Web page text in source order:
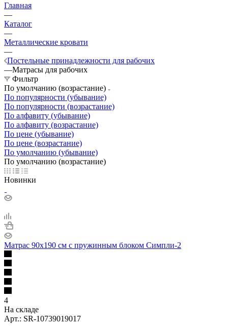
Главная
—
Каталог
—
Металлические кровати
—
Постельные принадлежности для рабочих
—Матрасы для рабочих
Фильтр
По умолчанию (возрастание)
По популярности (убывание)
По популярности (возрастание)
По алфавиту (убывание)
По алфавиту (возрастание)
По цене (убывание)
По цене (возрастание)
По умолчанию (убывание)
По умолчанию (возрастание)
Новинки
Матрас 90х190 см с пружинным блоком Симпли-2
4
На складе
Арт.: SR-10739019017